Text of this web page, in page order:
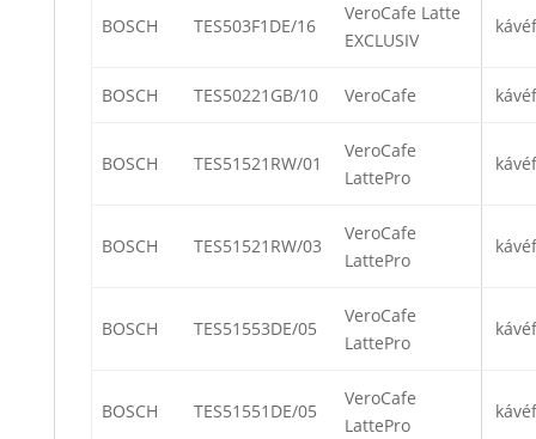
BOSCH TES503F1DE/16
VeroCafe Latte
EXCLUSIV
BOSCH TES50221GB/10 VeroCafe
BOSCH TES51521RW/01
VeroCafe
LattePro
BOSCH TES51521RW/03
VeroCafe
LattePro
BOSCH TES51553DE/05
VeroCafe
LattePro
BOSCH TES51551DE/05
VeroCafe
LattePro